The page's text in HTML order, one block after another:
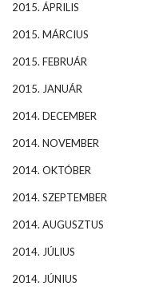
2015. ÁPRILIS
2015. MÁRCIUS
2015. FEBRUÁR
2015. JANUÁR
2014. DECEMBER
2014. NOVEMBER
2014. OKTÓBER
2014. SZEPTEMBER
2014. AUGUSZTUS
2014. JÚLIUS
2014. JÚNIUS